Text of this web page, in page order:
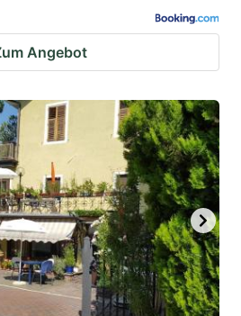
Angebot